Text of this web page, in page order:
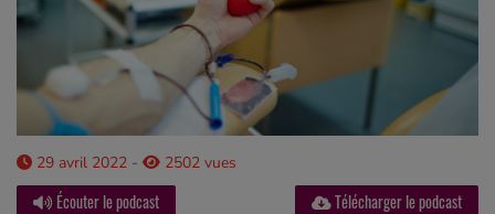
29 avril 2022 - 2502 vues
Écouter le podcast Télécharger le podcast